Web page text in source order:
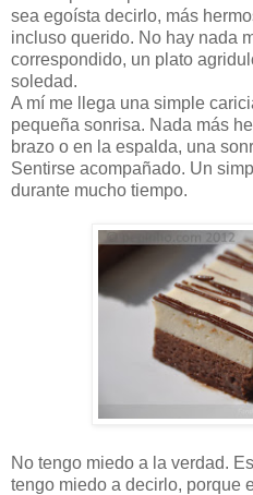
sea egoísta decirlo, más
incluso querido. No hay nada
correspondido, un plato
soledad.
A mí me llega una simple
pequeña sonrisa. Nada más
brazo o en la espalda, una
Sentirse acompañado. Un
durante mucho tiempo.
No tengo miedo a la verdad.
tengo miedo a decirlo, porque